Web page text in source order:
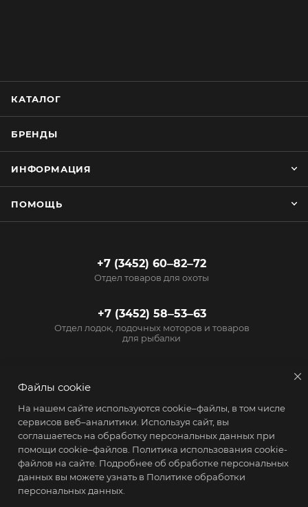
КАТАЛОГ
БРЕНДЫ
ИНФОРМАЦИЯ
ПОМОЩЬ
+7 (3452) 60‒82‒72
Отдел товаров для охоты
+7 (3452) 58‒53‒63
Отдел лодок, лодочных моторов и товаров
для рыбалки
г. Тюмень, проезд
Геологоразведчиков, 15
2026 © Магазин Старт - товары для активного образа жизни
Файлы cookie
На нашем сайте используются cookie–файлы, в том числе
сервисов веб–аналитики. Используя сайт, вы
соглашаетесь на обработку персональных данных при
помощи cookie–файлов. Политика использования cookie-
файлов на сайте . Подробнее об обработке персональных
данных вы можете узнать в Политике обработки
персональных данных.